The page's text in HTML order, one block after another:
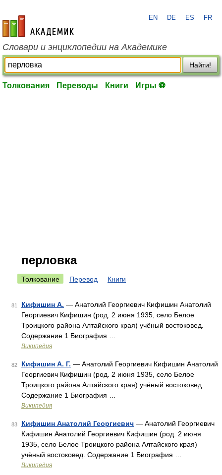
academic.ru
EN DE ES FR
Словари и энциклопедии на Академике
Найти!
Толкования Переводы Книги Игры ⚽
перловка
Толкование Перевод Книги
81 Кифишин А. — Анатолий Георгиевич Кифишин Анатолий
Георгиевич Кифишин (род. 2 июня 1935, село Белое
Троицкого района Алтайского края) учёный востоковед.
Содержание 1 Биография …
Википедия
82 Кифишин А. Г. — Анатолий Георгиевич Кифишин Анатолий
Георгиевич Кифишин (род. 2 июня 1935, село Белое
Троицкого района Алтайского края) учёный востоковед.
Содержание 1 Биография …
Википедия
83 Кифишин Анатолий Георгиевич — Анатолий Георгиевич
Кифишин Анатолий Георгиевич Кифишин (род. 2 июня
1935, село Белое Троицкого района Алтайского края)
учёный востоковед. Содержание 1 Биография …
Википедия